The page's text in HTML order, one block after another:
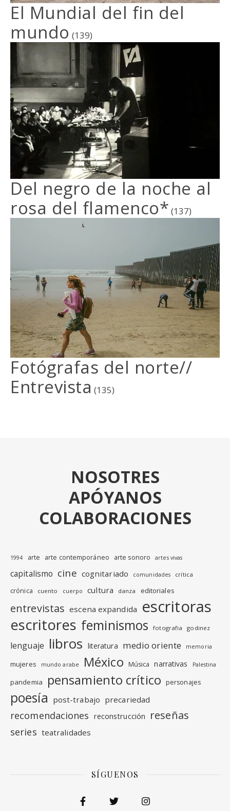
El Mundial del fin del
mundo (139)
Del negro de la noche al
rosa del flamenco* (137)
Fotógrafas del norte//
Entrevista (135)
NOSOTRES
APÓYANOS
COLABORACIONES
1994 arte arte contemporáneo arte sonoro artes vivas
capitalismo cine cognitariado comunidades crítica
crónica cuento cuerpo cultura danza editoriales
entrevistas escena expandida escritoras
escritores feminismos fotografia godinez
lenguaje libros literatura medio oriente memoria
mujeres mundo arabe México Música narrativas Palestina
pandemia pensamiento crítico personajes
poesía post-trabajo precariedad
recomendaciones reconstrucción reseñas
series teatralidades
SÍGUENOS